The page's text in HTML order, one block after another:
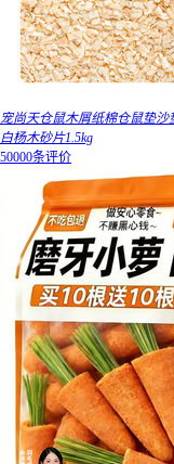
宠尚天仓鼠木屑纸棉仓鼠垫
白杨木砂片1.5kg
50000条评价